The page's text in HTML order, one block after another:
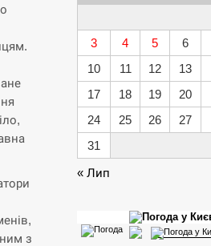
з
3
4 5 6
10
11 12 13
17
18 19 20
24
25 26 27
31
« Лип